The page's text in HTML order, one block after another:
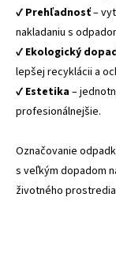
✔ Prehľadnosť–
nakladaniu s
✔ Ekologický
lepšej recyklácii a
✔ Estetika–
profesionálnejšie.
Označovanie
s veľkým dopadom
životného